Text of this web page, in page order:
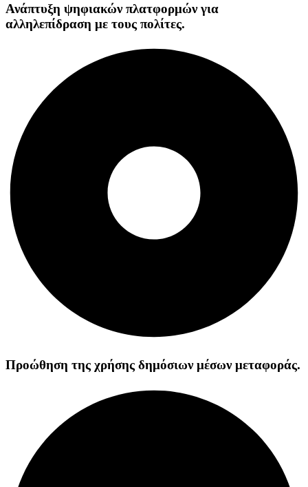
Ανάπτυξη ψηφιακών πλατφορμών για
αλληλεπίδραση με τους πολίτες.
Προώθηση της χρήσης δημόσιων μέσων μεταφοράς.